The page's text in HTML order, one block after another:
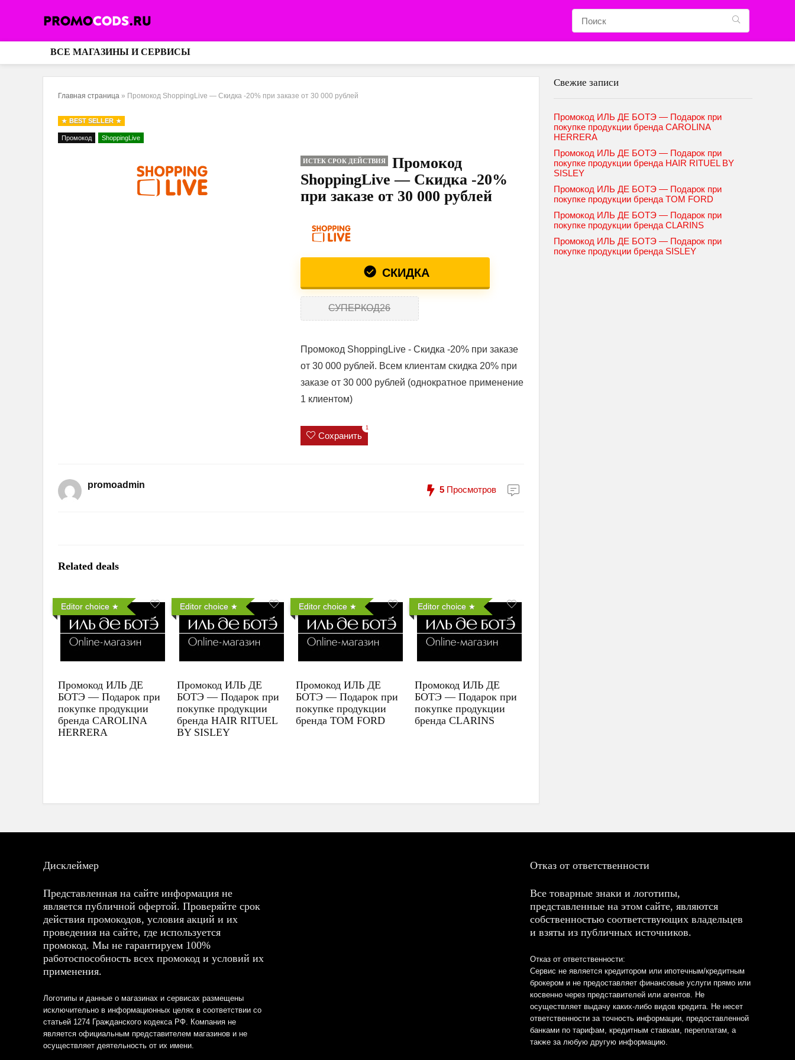
ВСЕ МАГАЗИНЫ И СЕРВИСЫ
Главная страница » Промокод ShoppingLive — Скидка -20% при заказе от 30 000 рублей
BEST SELLER
Промокод ShoppingLive
ИСТЕК СРОК ДЕЙСТВИЯ
Промокод
ShoppingLive — Скидка -20%
при заказе от 30 000 рублей
СКИДКА
СУПЕРКОД26
Промокод ShoppingLive - Скидка -20% при заказе
от 30 000 рублей. Всем клиентам скидка 20% при
заказе от 30 000 рублей (однократное применение
1 клиентом)
Сохранить
1
promoadmin 5 Просмотров
Related deals
Editor choice
Промокод ИЛЬ ДЕ
БОТЭ — Подарок при
покупке продукции
бренда CAROLINA
HERRERA
Editor choice
Промокод ИЛЬ ДЕ
БОТЭ — Подарок при
покупке продукции
бренда HAIR RITUEL
BY SISLEY
Editor choice
Промокод ИЛЬ ДЕ
БОТЭ — Подарок при
покупке продукции
бренда TOM FORD
Editor choice
Промокод ИЛЬ ДЕ
БОТЭ — Подарок при
покупке продукции
бренда CLARINS
Свежие записи
Промокод ИЛЬ ДЕ БОТЭ — Подарок при
покупке продукции бренда CAROLINA
HERRERA
Промокод ИЛЬ ДЕ БОТЭ — Подарок при
покупке продукции бренда HAIR RITUEL BY
SISLEY
Промокод ИЛЬ ДЕ БОТЭ — Подарок при
покупке продукции бренда TOM FORD
Промокод ИЛЬ ДЕ БОТЭ — Подарок при
покупке продукции бренда CLARINS
Промокод ИЛЬ ДЕ БОТЭ — Подарок при
покупке продукции бренда SISLEY
Дисклеймер
Представленная на сайте информация не
является публичной офертой. Проверяйте срок
действия промокодов, условия акций и их
проведения на сайте, где используется
промокод. Мы не гарантируем 100%
работоспособность всех промокод и условий их
применения.
Логотипы и данные о магазинах и сервисах размещены
исключительно в информационных целях в соответствии со
статьей 1274 Гражданского кодекса РФ. Компания не
является официальным представителем магазинов и не
осуществляет деятельность от их имени.
Отказ от ответственности
Все товарные знаки и логотипы,
представленные на этом сайте, являются
собственностью соответствующих владельцев
и взяты из публичных источников.
Отказ от ответственности:
Сервис не является кредитором или ипотечным/кредитным
брокером и не предоставляет финансовые услуги прямо или
косвенно через представителей или агентов. Не
осуществляет выдачу каких-либо видов кредита. Не несет
ответственности за точность информации, предоставленной
банками по тарифам, кредитным ставкам, переплатам, а
также за любую другую информацию.